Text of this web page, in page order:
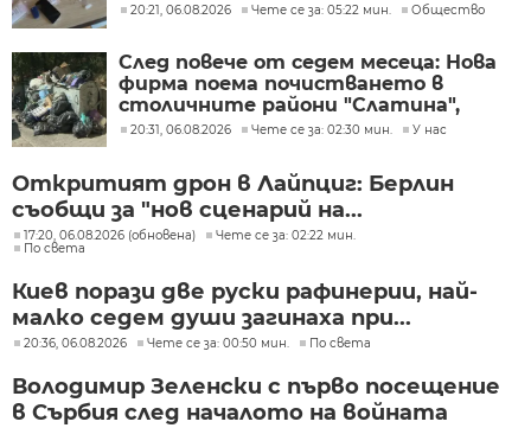
20:21, 06.08.2026 Чете се за: 05:22 мин. Общество
След повече от седем месеца: Нова
фирма поема почистването в
столичните райони "Слатина",
"Подуяне" и "Изгрев"
20:31, 06.08.2026 Чете се за: 02:30 мин. У нас
Откритият дрон в Лайпциг: Берлин
съобщи за "нов сценарий на...
17:20, 06.08.2026 (обновена)
Чете се за: 02:22 мин.
По света
Киев порази две руски рафинерии, най-
малко седем души загинаха при...
20:36, 06.08.2026 Чете се за: 00:50 мин. По света
Володимир Зеленски с първо посещение
в Сърбия след началото на войната